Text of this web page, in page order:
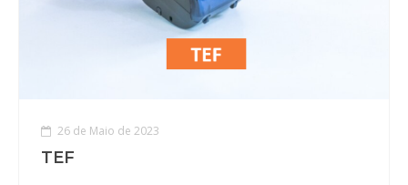
26 de Maio de 2023
TEF